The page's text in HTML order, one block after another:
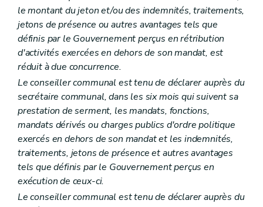
Sous-section 2 L'assemblée générale
Art. L1523-11
Art. L1523-12
Art. L1523-13
Art. L1523-14
Sous-section 3
Art. L1523-15
Art. L1523-16
Sous-section 4 Le comité de rémunération
Art. L1523-17
Sous-section 5 Les organes restreints de gestion
Art. L1523-18
Section 3 La prépondérance provinciale et régionale
Art. L1523-19
Art. L1523-20
Section 4
Art. L1523-21
Art. L1523-22
le montant du jeton et/ou des indemnités, traitements,
jetons de présence ou autres avantages tels que
définis par le Gouvernement perçus en rétribution
d'activités exercées en dehors de son mandat, est
réduit à due concurrence.
Le conseiller communal est tenu de déclarer auprès du
secrétaire communal, dans les six mois qui suivent sa
prestation de serment, les mandats, fonctions,
mandats dérivés ou charges publics d'ordre politique
exercés en dehors de son mandat et les indemnités,
traitements, jetons de présence et autres avantages
tels que définis par le Gouvernement perçus en
exécution de ceux-ci.
Le conseiller communal est tenu de déclarer auprès du